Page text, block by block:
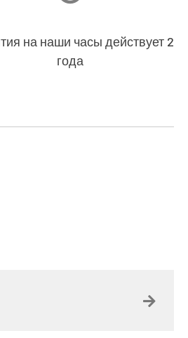
на наши часы действует 2
года